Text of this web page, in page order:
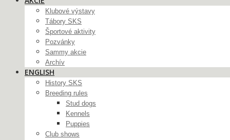
Klubové výstavy
Tábory SKS
Športové aktivity
Pozvánky
Sammy akcie
Archív
ENGLISH
History SKS
Breeding rules
Stud dogs
Kennels
Puppies
Club shows